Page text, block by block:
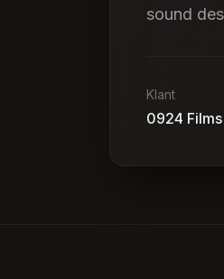
sound
Klant
0924 Films